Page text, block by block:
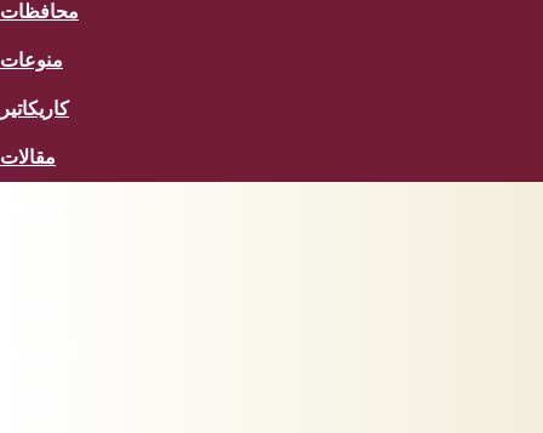
محافظات
منوعات
كاريكاتير
مقالات